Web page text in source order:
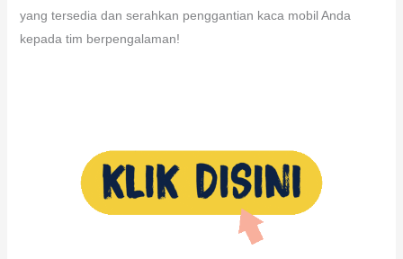
yang tersedia dan serahkan penggantian kaca mobil Anda
kepada tim berpengalaman!